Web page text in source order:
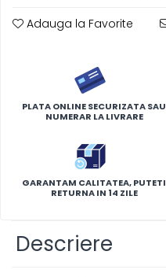
Adauga la Favorite
PLATA ONLINE SECURIZATA SAU
NUMERAR LA LIVRARE
GARANTAM CALITATEA, PUTETI
RETURNA IN 14 ZILE
Descriere